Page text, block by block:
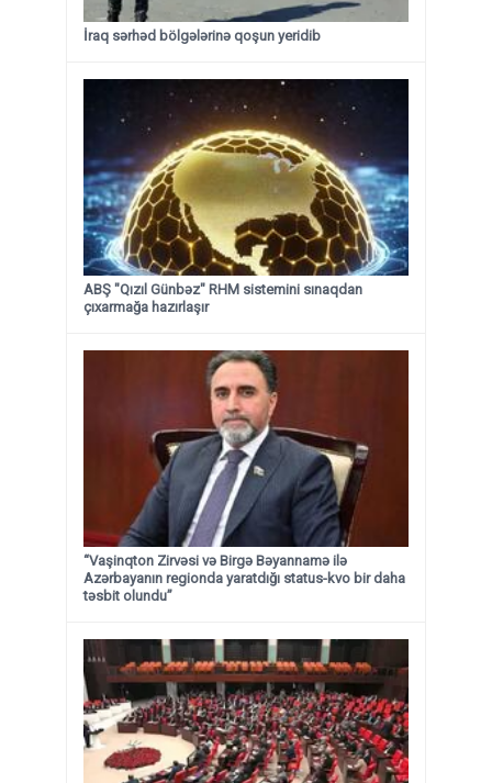
İraq sərhəd bölgələrinə qoşun yeridib
ABŞ "Qızıl Günbəz" RHM sistemini sınaqdan
çıxarmağa hazırlaşır
“Vaşinqton Zirvəsi və Birgə Bəyannamə ilə
Azərbayanın regionda yaratdığı status-kvo bir daha
təsbit olundu”